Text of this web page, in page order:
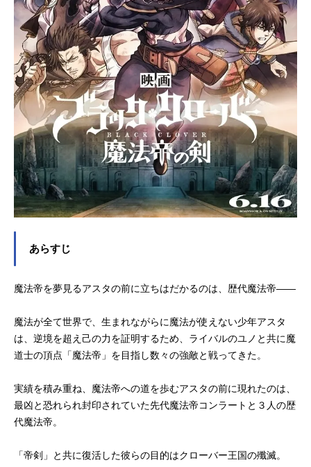
あらすじ
魔法帝を夢見るアスタの前に立ちはだかるのは、歴代魔法帝――
魔法が全て世界で、生まれながらに魔法が使えない少年アスタ
は、逆境を超え己の力を証明するため、ライバルのユノと共に魔
道士の頂点「魔法帝」を目指し数々の強敵と戦ってきた。
実績を積み重ね、魔法帝への道を歩むアスタの前に現れたのは、
最凶と恐れられ封印されていた先代魔法帝コンラートと３人の歴
代魔法帝。
「帝剣」と共に復活した彼らの目的はクローバー王国の殲滅。